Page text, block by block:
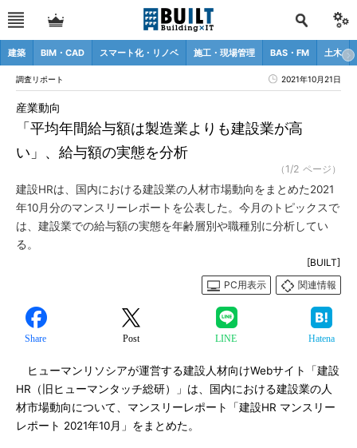
建築 BIM・CAD スマート化・リノベ 施工・現場管理 BAS・FM 土木
調査リポート 2021年10月21日
「平均年間給与額は製造業よりも建設業が高
い」、給与額の実態を分析
産業動向
（1/2 ページ）
建設HRは、国内における建設業の人材市場動向をまとめた2021
年10月分のマンスリーレポートを公表した。今月のトピックスで
は、建設業での給与額の実態を年齢層別や職種別に分析してい
る。
[BUILT]
PC用表示
関連情報
Share Post LINE Hatena
ヒューマンリソシアが運営する建設人材向けWebサイト「建設
HR（旧ヒューマンタッチ総研）」は、国内における建設業の人
材市場動向について、マンスリーレポート「建設HR マンスリー
レポート 2021年10月」をまとめた。